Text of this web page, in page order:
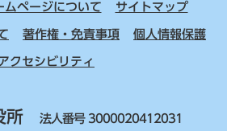
ムページについて サイトマップ
著作権・免責事項 個人情報保護
クセシビリティ
所 法人番号 3000020412031